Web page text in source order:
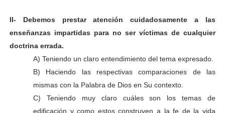
II- Debemos prestar atención cuidadosamente a las
enseñanzas impartidas para no ser víctimas de cualquier
doctrina errada.
A) Teniendo un claro entendimiento del tema expresado.
B) Haciendo las respectivas comparaciones de las
mismas con la Palabra de Dios en Su contexto.
C) Teniendo muy claro cuáles son los temas de
edificación y como estos construyen a la fe de la vida